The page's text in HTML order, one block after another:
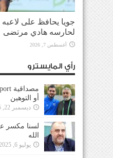
جويا يحافظ على لاعبه
لحارسه هادي مرتضى
أغسطس 7, 2026
رأي المايسترو
أو التوهين
ديسمبر 22, 2025
لسنا مكسر
الله
يوليو 6, 2025